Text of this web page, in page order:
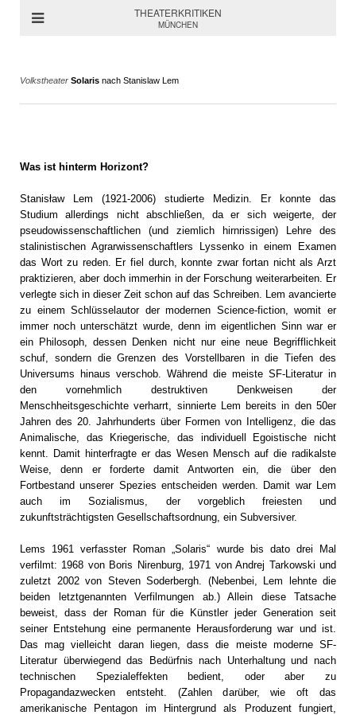
THEATERKRITIKEN
MÜNCHEN
Volkstheater Solaris nach Stanislaw Lem
Was ist hinterm Horizont?
Stanisław Lem (1921-2006) studierte Medizin. Er konnte das
Studium allerdings nicht abschließen, da er sich weigerte, der
pseudowissenschaftlichen (und ziemlich hirnrissigen) Lehre des
stalinistischen Agrarwissenschaftlers Lyssenko in einem Examen
das Wort zu reden. Er fiel durch, konnte zwar fortan nicht als Arzt
praktizieren, aber doch immerhin in der Forschung weiterarbeiten. Er
verlegte sich in dieser Zeit schon auf das Schreiben. Lem avancierte
zu einem Schlüsselautor der modernen Science-fiction, womit er
immer noch unterschätzt wurde, denn im eigentlichen Sinn war er
ein Philosoph, dessen Denken nicht nur eine neue Begrifflichkeit
schuf, sondern die Grenzen des Vorstellbaren in die Tiefen des
Universums hinaus verschob. Während die meiste SF-Literatur in
den vornehmlich destruktiven Denkweisen der
Menschheitsgeschichte verharrt, sinnierte Lem bereits in den 50er
Jahren des 20. Jahrhunderts über Formen von Intelligenz, die das
Animalische, das Kriegerische, das individuell Egoistische nicht
kennt. Damit hinterfragte er das Wesen Mensch auf die radikalste
Weise, denn er forderte damit Antworten ein, die über den
Fortbestand unserer Spezies entscheiden werden. Damit war Lem
auch im Sozialismus, der vorgeblich freiesten und
zukunftsträchtigsten Gesellschaftsordnung, ein Subversiver.
Lems 1961 verfasster Roman „Solaris“ wurde bis dato drei Mal
verfilmt: 1968 von Boris Nirenburg, 1971 von Andrej Tarkowski und
zuletzt 2002 von Steven Soderbergh. (Nebenbei, Lem lehnte die
beiden letztgenannten Verfilmungen ab.) Allein diese Tatsache
beweist, dass der Roman für die Künstler jeder Generation seit
seiner Entstehung eine permanente Herausforderung war und ist.
Das mag vielleicht daran liegen, dass die meiste moderne SF-
Literatur überwiegend das Bedürfnis nach Unterhaltung und nach
technischen Spezialeffekten bedient, oder aber zu
Propagandazwecken entsteht. (Zahlen darüber, wie oft das
amerikanische Pentagon im Hintergrund als Produzent fungiert,